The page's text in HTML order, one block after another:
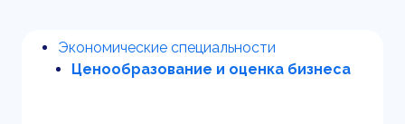
Экономические специальности
Ценообразование и оценка бизнеса